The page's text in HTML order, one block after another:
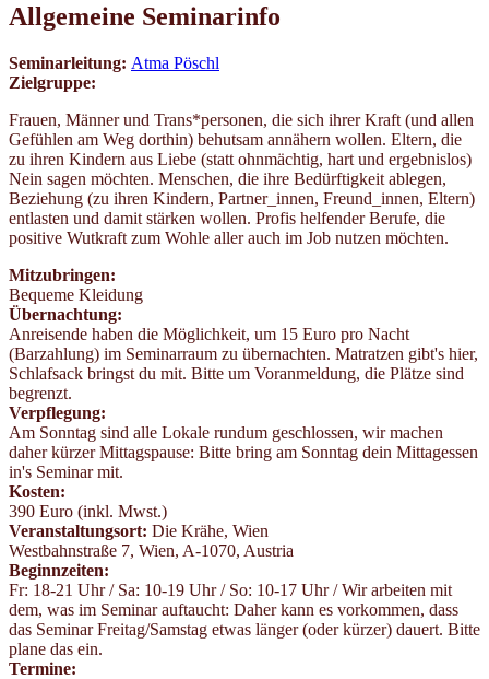
Allgemeine Seminarinfo
Seminarleitung: Atma Pöschl
Zielgruppe:
Frauen, Männer und Trans*personen, die sich ihrer Kraft (und allen
Gefühlen am Weg dorthin) behutsam annähern wollen. Eltern, die
zu ihren Kindern aus Liebe (statt ohnmächtig, hart und ergebnislos)
Nein sagen möchten. Menschen, die ihre Bedürftigkeit ablegen,
Beziehung (zu ihren Kindern, Partner_innen, Freund_innen, Eltern)
entlasten und damit stärken wollen. Profis helfender Berufe, die
positive Wutkraft zum Wohle aller auch im Job nutzen möchten.
Mitzubringen:
Bequeme Kleidung
Übernachtung:
Anreisende haben die Möglichkeit, um 15 Euro pro Nacht
(Barzahlung) im Seminarraum zu übernachten. Matratzen gibt's hier,
Schlafsack bringst du mit. Bitte um Voranmeldung, die Plätze sind
begrenzt.
Verpflegung:
Am Sonntag sind alle Lokale rundum geschlossen, wir machen
daher kürzer Mittagspause: Bitte bring am Sonntag dein Mittagessen
in's Seminar mit.
Kosten:
390 Euro (inkl. Mwst.)
Veranstaltungsort: Die Krähe, Wien
Westbahnstraße 7, Wien, A-1070, Austria
Beginnzeiten:
Fr: 18-21 Uhr / Sa: 10-19 Uhr / So: 10-17 Uhr / Wir arbeiten mit
dem, was im Seminar auftaucht: Daher kann es vorkommen, dass
das Seminar Freitag/Samstag etwas länger (oder kürzer) dauert. Bitte
plane das ein.
Termine: